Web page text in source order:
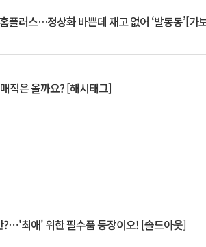
플러스…정상화 바쁜데 재고 없어 ‘발동동’[가
직은 올까요? [해시태그]
?⋯'최애' 위한 필수품 등장이오! [솔드아웃]